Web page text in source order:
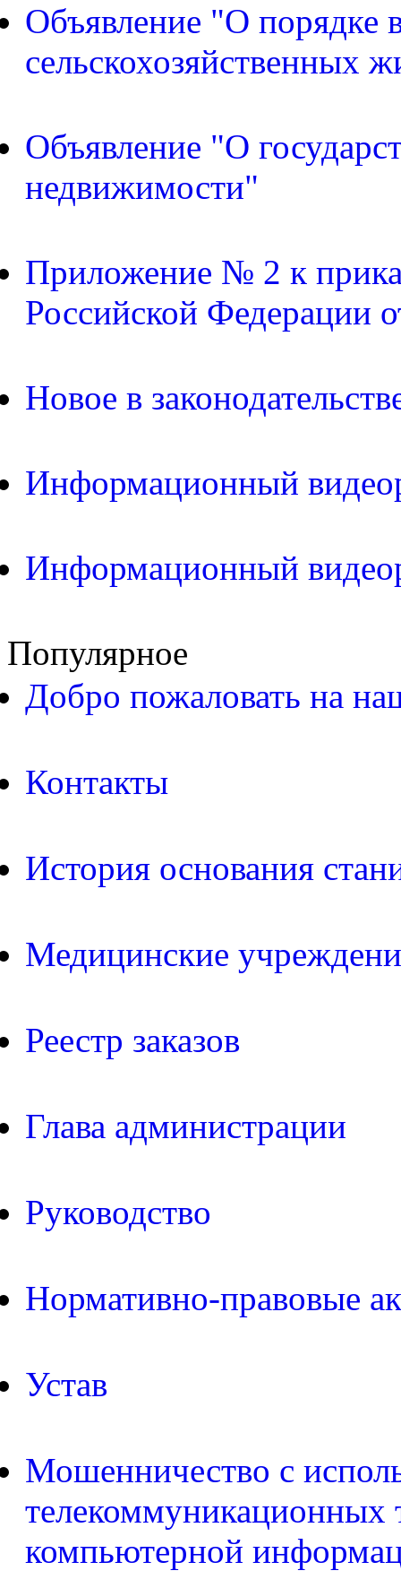
Объявление "О порядке
сельскохозяйственных
Объявление "О
недвижимости"
Приложение № 2 к
Российской Федерации
Новое в
Информационный
Информационный
Популярное
Добро пожаловать на
Контакты
История основания
Медицинские
Реестр заказов
Глава администрации
Руководство
Нормативно-правовые
Устав
Мошенничество с
телекоммуникационных
компьютерной